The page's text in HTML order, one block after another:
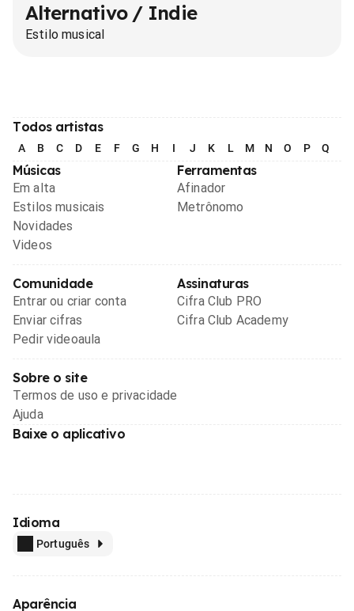
Alternativo / Indie
Estilo musical
Todos artistas
A B C D E F G H I J K L M N O P Q
Músicas
Em alta
Estilos musicais
Novidades
Videos
Ferramentas
Afinador
Metrônomo
Comunidade
Entrar ou criar conta
Enviar cifras
Pedir videoaula
Assinaturas
Cifra Club PRO
Cifra Club Academy
Sobre o site
Termos de uso e privacidade
Ajuda
Baixe o aplicativo
Idioma
Português
Aparência